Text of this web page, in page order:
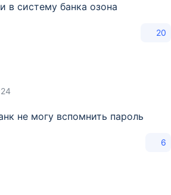
в систему банка озона
20
не могу вспомнить пароль
6